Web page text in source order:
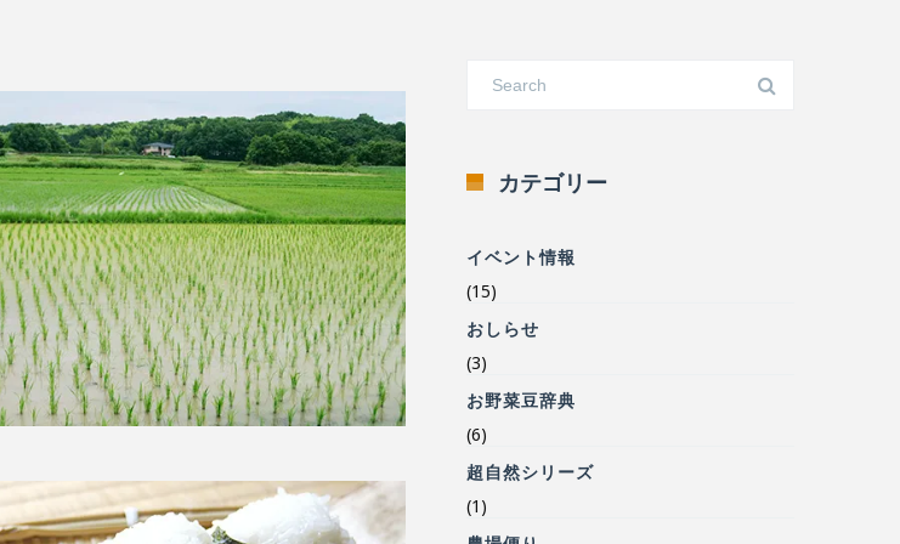
カテゴリー
イベント情報
(15)
おしらせ
(3)
お野菜豆辞典
(6)
超自然シリーズ
(1)